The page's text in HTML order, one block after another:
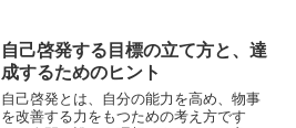
は特にスキルアップ方法として説明して
いきますが、それ以外にも、ダイエット
や夢や野望など、様々な目標を据えるこ
ともできます。マインドマップは何...
自己啓発する目標の立て方と、達
成するためのヒント
自己啓発とは、自分の能力を高め、物事
を改善する力をもつための考え方です